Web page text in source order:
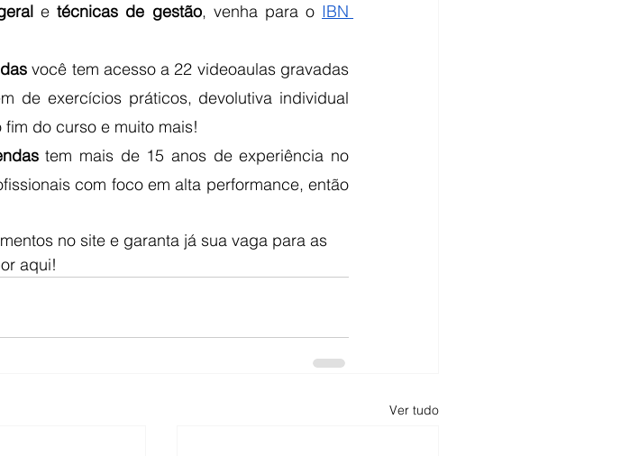
e técnicas de gestão, venha para o IBN
você tem acesso a 22 videoaulas gravadas
de exercícios práticos, devolutiva individual
do curso e muito mais!
tem mais de 15 anos de experiência no
com foco em alta performance, então
no site e garanta já sua vaga para as
aqui!
Ver tudo